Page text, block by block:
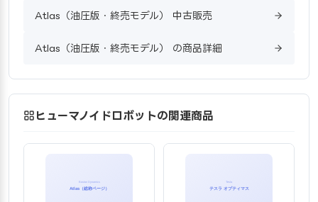
Atlas（油圧版・終売モデル） 中古販売
Atlas（油圧版・終売モデル） の商品詳細
ヒューマノイドロボットの関連商品